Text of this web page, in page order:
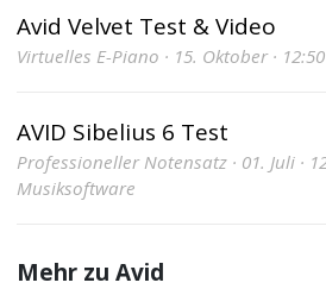
Avid Velvet Test & Video
Virtuelles E-Piano · 15. Oktober ·
AVID Sibelius 6 Test
Professioneller Notensatz · 01. Juli ·
Musiksoftware
Mehr zu Avid